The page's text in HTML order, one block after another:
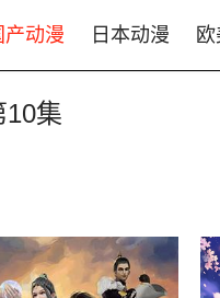
产动漫 日本动漫
10集